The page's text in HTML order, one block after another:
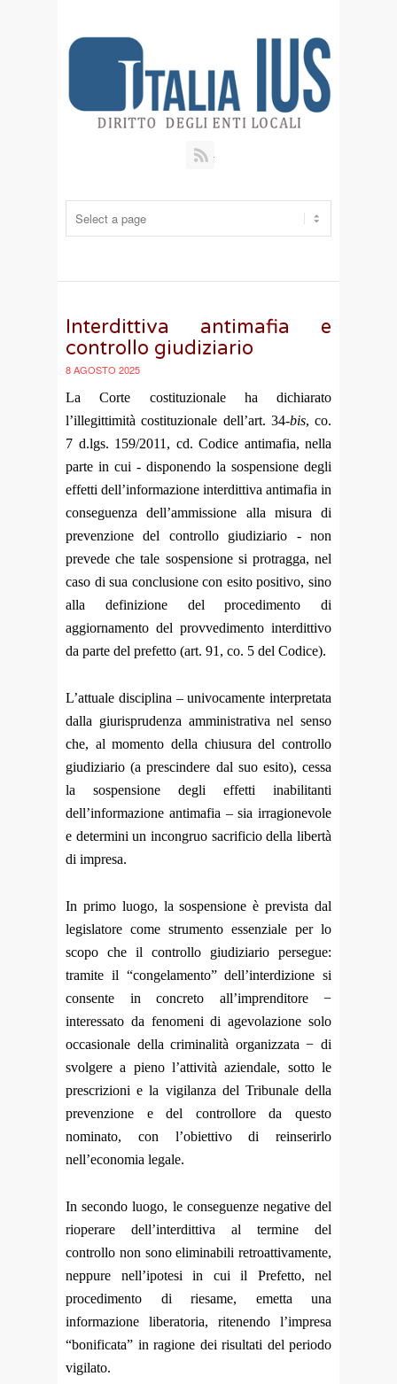
Interdittiva antimafia e
controllo giudiziario
8 AGOSTO 2025
La Corte costituzionale ha dichiarato
l’illegittimità costituzionale dell’art. 34-bis, co.
7 d.lgs. 159/2011, cd. Codice antimafia, nella
parte in cui - disponendo la sospensione degli
effetti dell’informazione interdittiva antimafia in
conseguenza dell’ammissione alla misura di
prevenzione del controllo giudiziario - non
prevede che tale sospensione si protragga, nel
caso di sua conclusione con esito positivo, sino
alla definizione del procedimento di
aggiornamento del provvedimento interdittivo
da parte del prefetto (art. 91, co. 5 del Codice).
L’attuale disciplina – univocamente interpretata
dalla giurisprudenza amministrativa nel senso
che, al momento della chiusura del controllo
giudiziario (a prescindere dal suo esito), cessa
la sospensione degli effetti inabilitanti
dell’informazione antimafia – sia irragionevole
e determini un incongruo sacrificio della libertà
di impresa.
In primo luogo, la sospensione è prevista dal
legislatore come strumento essenziale per lo
scopo che il controllo giudiziario persegue:
tramite il “congelamento” dell’interdizione si
consente in concreto all’imprenditore −
interessato da fenomeni di agevolazione solo
occasionale della criminalità organizzata − di
svolgere a pieno l’attività aziendale, sotto le
prescrizioni e la vigilanza del Tribunale della
prevenzione e del controllore da questo
nominato, con l’obiettivo di reinserirlo
nell’economia legale.
In secondo luogo, le conseguenze negative del
rioperare dell’interdittiva al termine del
controllo non sono eliminabili retroattivamente,
neppure nell’ipotesi in cui il Prefetto, nel
procedimento di riesame, emetta una
informazione liberatoria, ritenendo l’impresa
“bonificata” in ragione dei risultati del periodo
vigilato.